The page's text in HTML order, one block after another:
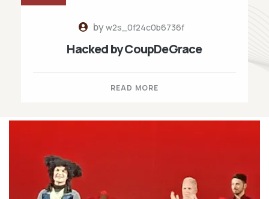
byw2s_0f24c0b6736f
Hacked by CoupDeGrace
READ MORE